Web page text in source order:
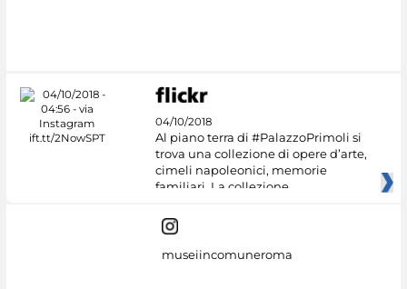
04/10/2018
Al piano terra di #PalazzoPrimoli si
trova una collezione di opere d’arte,
cimeli napoleonici, memorie
familiari. La collezione
museiincomuneroma